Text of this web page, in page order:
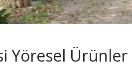
Yöresel Ürünler